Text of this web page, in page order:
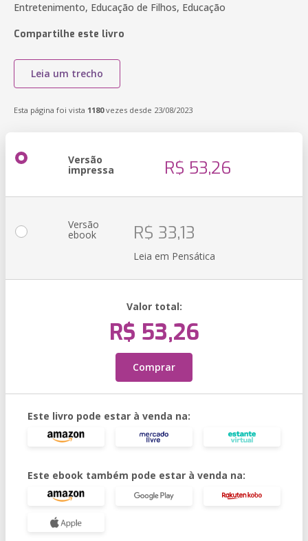
Entretenimento, Educação de Filhos, Educação
Compartilhe este livro
Leia um trecho
Esta página foi vista 1180vezes desde 23/08/2023
Versão
impressa R$ 53,26
Versão
ebook R$ 33,13
Leia em Pensática
Valor total:
R$ 53,26
Comprar
Este livro pode estar à venda na:
Este ebook também pode estar à venda na: